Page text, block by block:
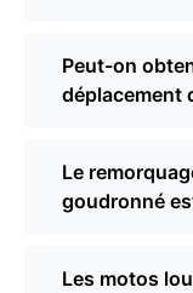
Peut-on
déplacement
Le
goudronné
Les motos